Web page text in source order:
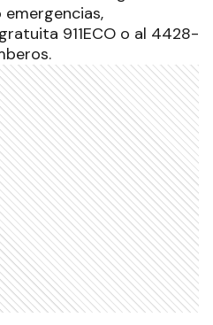
emergencias,
911ECO o al 4428-